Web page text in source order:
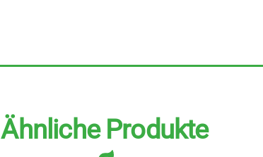
Menge
Ähnliche Produkte